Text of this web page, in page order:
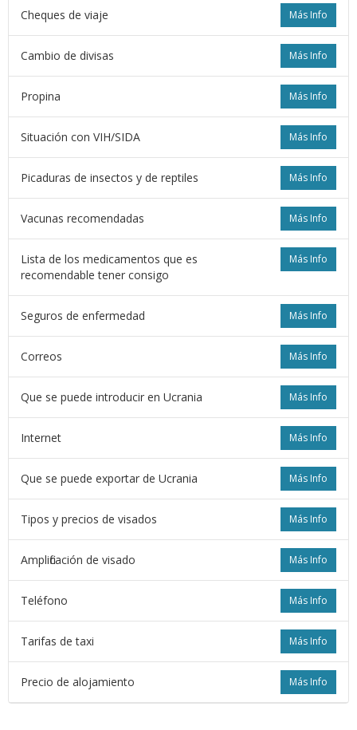
Más Info
Cheques de viaje
Más Info
Cambio de divisas
Más Info
Propina
Más Info
Situación con VIH/SIDA
Más Info
Picaduras de insectos y de reptiles
Más Info
Vacunas recomendadas
Más Info
Lista de los medicamentos que es
recomendable tener consigo
Más Info
Seguros de enfermedad
Más Info
Correos
Más Info
Que se puede introducir en Ucrania
Más Info
Internet
Más Info
Que se puede exportar de Ucrania
Más Info
Tipos y precios de visados
Más Info
Amplificación de visado
Más Info
Teléfono
Más Info
Tarifas de taxi
Más Info
Precio de alojamiento